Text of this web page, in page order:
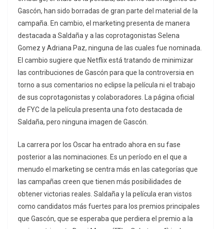
Gascón, han sido borradas de gran parte del material de la
campaña. En cambio, el marketing presenta de manera
destacada a Saldaña y a las coprotagonistas Selena
Gomez y Adriana Paz, ninguna de las cuales fue nominada.
El cambio sugiere que Netflix está tratando de minimizar
las contribuciones de Gascón para que la controversia en
torno a sus comentarios no eclipse la película ni el trabajo
de sus coprotagonistas y colaboradores. La página oficial
de FYC de la película presenta una foto destacada de
Saldaña, pero ninguna imagen de Gascón.
La carrera por los Oscar ha entrado ahora en su fase
posterior a las nominaciones. Es un período en el que a
menudo el marketing se centra más en las categorías que
las campañas creen que tienen más posibilidades de
obtener victorias reales. Saldaña y la película eran vistos
como candidatos más fuertes para los premios principales
que Gascón, que se esperaba que perdiera el premio a la